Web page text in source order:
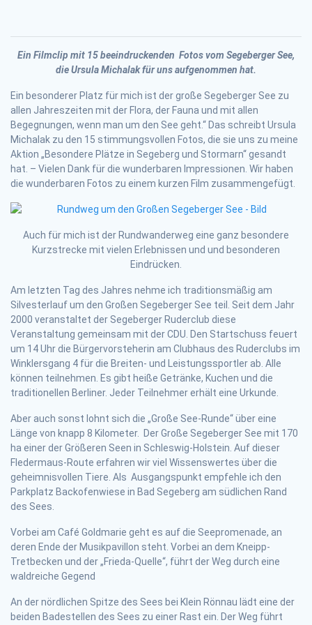
Ein Filmclip mit 15 beeindruckenden Fotos vom Segeberger See,
die Ursula Michalak für uns aufgenommen hat.
Ein besonderer Platz für mich ist der große Segeberger See zu
allen Jahreszeiten mit der Flora, der Fauna und mit allen
Begegnungen, wenn man um den See geht.“ Das schreibt Ursula
Michalak zu den 15 stimmungsvollen Fotos, die sie uns zu meine
Aktion „Besondere Plätze in Segeberg und Stormarn“ gesandt
hat. – Vielen Dank für die wunderbaren Impressionen. Wir haben
die wunderbaren Fotos zu einem kurzen Film zusammengefügt.
Auch für mich ist der Rundwanderweg eine ganz besondere
Kurzstrecke mit vielen Erlebnissen und und besonderen
Eindrücken.
Am letzten Tag des Jahres nehme ich traditionsmäßig am
Silvesterlauf um den Großen Segeberger See teil. Seit dem Jahr
2000 veranstaltet der Segeberger Ruderclub diese
Veranstaltung gemeinsam mit der CDU. Den Startschuss feuert
um 14 Uhr die Bürgervorsteherin am Clubhaus des Ruderclubs im
Winklersgang 4 für die Breiten- und Leistungssportler ab. Alle
können teilnehmen. Es gibt heiße Getränke, Kuchen und die
traditionellen Berliner. Jeder Teilnehmer erhält eine Urkunde.
Aber auch sonst lohnt sich die „Große See-Runde“ über eine
Länge von knapp 8 Kilometer. Der Große Segeberger See mit 170
ha einer der Größeren Seen in Schleswig-Holstein. Auf dieser
Fledermaus-Route erfahren wir viel Wissenswertes über die
geheimnisvollen Tiere. Als Ausgangspunkt empfehle ich den
Parkplatz Backofenwiese in Bad Segeberg am südlichen Rand
des Sees.
Vorbei am Café Goldmarie geht es auf die Seepromenade, an
deren Ende der Musikpavillon steht. Vorbei an dem Kneipp-
Tretbecken und der „Frieda-Quelle“, führt der Weg durch eine
waldreiche Gegend
An der nördlichen Spitze des Sees bei Klein Rönnau lädt eine der
beiden Badestellen des Sees zu einer Rast ein. Der Weg führt